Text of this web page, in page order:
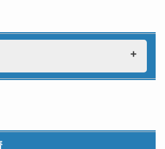
際的な評価